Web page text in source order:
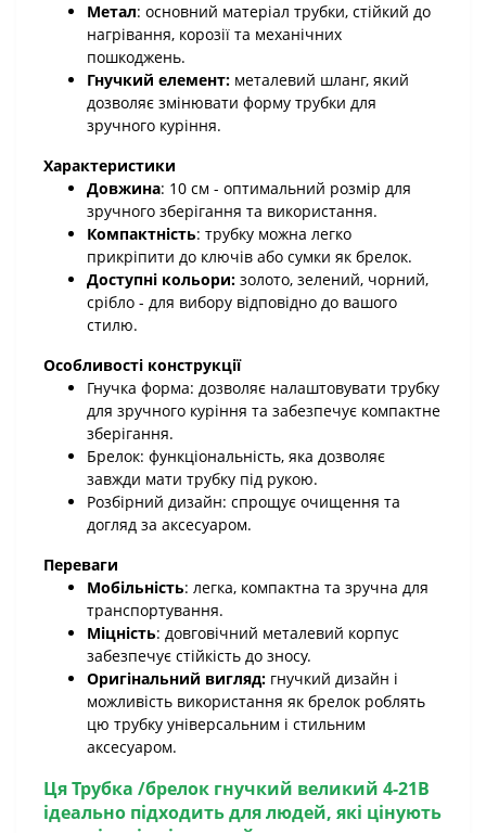
Метал: основний матеріал трубки, стійкий до
нагрівання, корозії та механічних
пошкоджень.
Гнучкий елемент: металевий шланг, який
дозволяє змінювати форму трубки для
зручного куріння.
Характеристики
Довжина: 10 см - оптимальний розмір для
зручного зберігання та використання.
Компактність: трубку можна легко
прикріпити до ключів або сумки як брелок.
Доступні кольори: золото, зелений, чорний,
срібло - для вибору відповідно до вашого
стилю.
Особливості конструкції
Гнучка форма: дозволяє налаштовувати трубку
для зручного куріння та забезпечує компактне
зберігання.
Брелок: функціональність, яка дозволяє
завжди мати трубку під рукою.
Розбірний дизайн: спрощує очищення та
догляд за аксесуаром.
Переваги
Мобільність: легка, компактна та зручна для
транспортування.
Міцність: довговічний металевий корпус
забезпечує стійкість до зносу.
Оригінальний вигляд: гнучкий дизайн і
можливість використання як брелок роблять
цю трубку універсальним і стильним
аксесуаром.
ЦяТрубка /брелок гнучкий великий 4-21B
ідеально підходить для людей, які цінують